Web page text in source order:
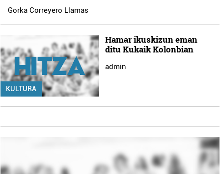
Gorka Correyero Llamas
KULTURA
Hamar ikuskizun eman
ditu Kukaik Kolonbian
admin